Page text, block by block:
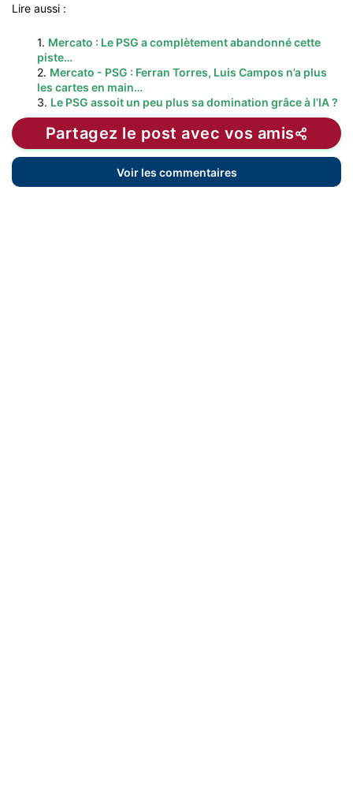
Lire aussi :
1. Mercato : Le PSG a complètement abandonné cette
piste…
2. Mercato - PSG : Ferran Torres, Luis Campos n’a plus
les cartes en main…
3. Le PSG assoit un peu plus sa domination grâce à l’IA ?
Partagez le post avec vos amis
Voir les commentaires